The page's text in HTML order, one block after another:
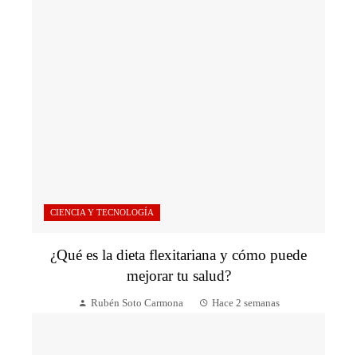
CIENCIA Y TECNOLOGÍA
¿Qué es la dieta flexitariana y cómo puede
mejorar tu salud?
Rubén Soto Carmona Hace 2 semanas